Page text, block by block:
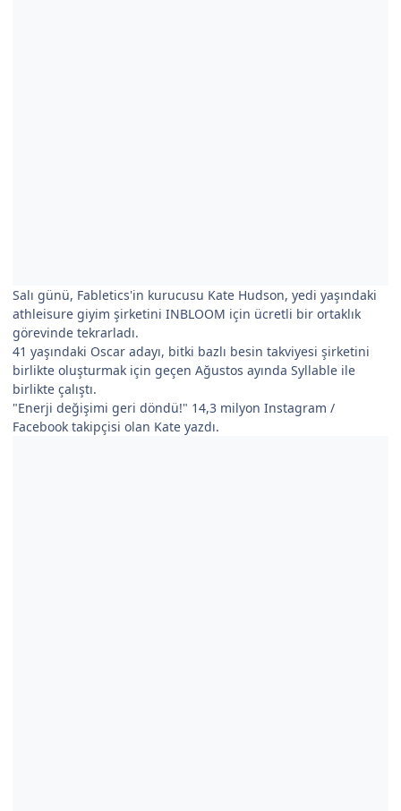
Salı günü, Fabletics'in kurucusu Kate Hudson, yedi yaşındaki
athleisure giyim şirketini INBLOOM için ücretli bir ortaklık
görevinde tekrarladı.
41 yaşındaki Oscar adayı, bitki bazlı besin takviyesi şirketini
birlikte oluşturmak için geçen Ağustos ayında Syllable ile
birlikte çalıştı.
"Enerji değişimi geri döndü!" 14,3 milyon Instagram /
Facebook takipçisi olan Kate yazdı.